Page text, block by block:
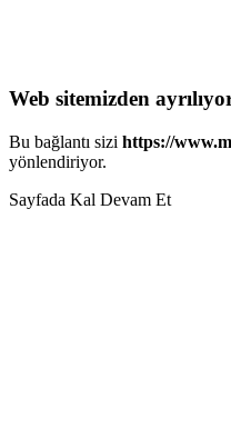
Web sitemizden
Bu bağlantı sizi https://
yönlendiriyor.
Sayfada Kal Devam Et